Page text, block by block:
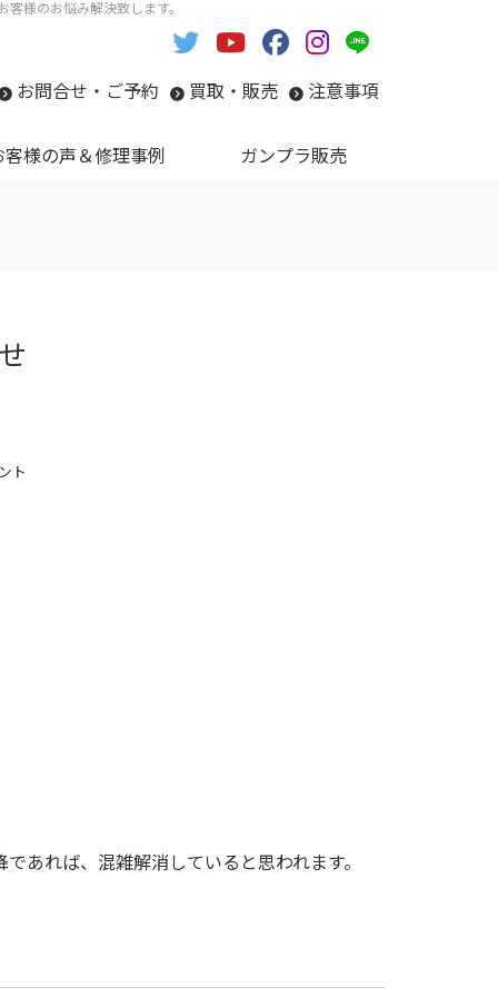
様のお悩み解決致します。
お問合せ・ご予約 買取・販売 注意事項
客様の声＆修理事例 ガンプラ販売
ト
あれば、混雑解消していると思われます。